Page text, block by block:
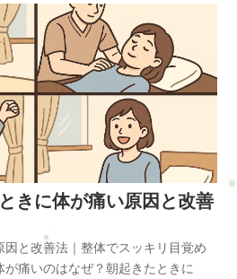
きに体が痛い原因と改善
と改善法｜整体でスッキリ目覚め
が痛いのはなぜ？朝起きたときに